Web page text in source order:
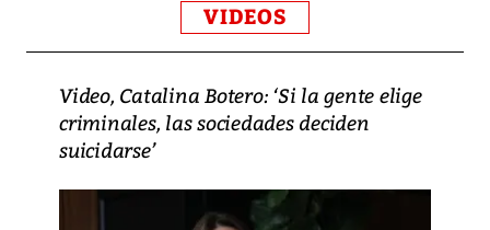
VIDEOS
Video, Catalina Botero: ‘Si la gente elige
criminales, las sociedades deciden
suicidarse’